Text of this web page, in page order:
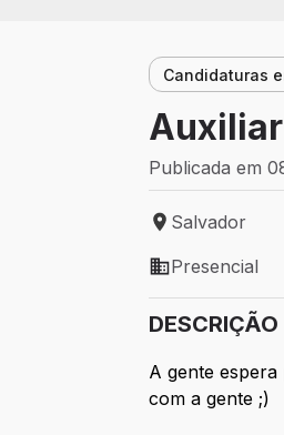
Candidaturas
Publicada em
Local de
Salvador
Modelo de
Presencial
A gente
com a gente ;)